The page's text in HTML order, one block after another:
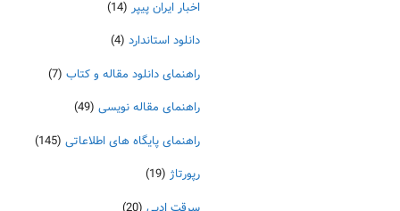
اخبار ایران پیپر (14)
دانلود استاندارد (4)
راهنمای دانلود مقاله و کتاب (7)
راهنمای مقاله نویسی (49)
راهنمای پایگاه های اطلاعاتی (145)
رپورتاژ (19)